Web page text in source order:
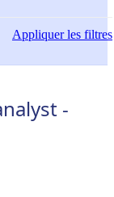
Appliquerles filtres
-